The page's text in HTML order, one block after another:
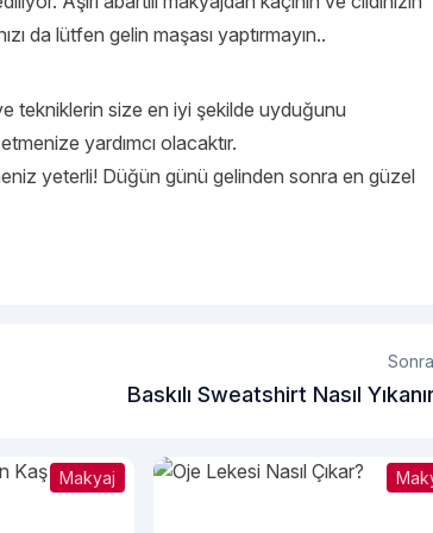
da lütfen gelin maşası yaptırmayın..
tekniklerin size en iyi şekilde uyduğunu
yardımcı olacaktır.
yeterli! Düğün günü gelinden sonra en güzel
Baskılı Sweatshirt Nasıl
Makyaj